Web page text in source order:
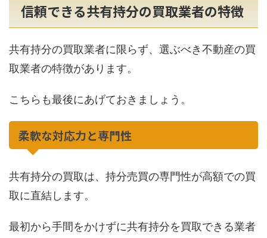
信頼できる共有持分の買取業者の特徴
共有持分の買取業者に限らず、選ぶべき不動産の買
取業者の特徴があります。
こちらも最後にあげておきましょう。
柔軟な対応力と専門性
共有持分の買取は、持分売買の専門性が高額での買
取に直結します。
最初から手間をかけずに共有持分を買取できる業者